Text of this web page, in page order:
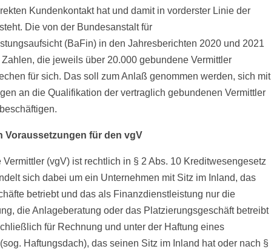
Kundenkontakt hat und damit in vorderster Linie der
steht. Die von der Bundesanstalt für
(BaFin) in den Jahresberichten 2020 und 2021
die jeweils über 20.000 gebundene Vermittler
für sich. Das soll zum Anlaß genommen werden, sich mit
an die Qualifikation der vertraglich gebundenen Vermittler
Voraussetzungen für den vgV
Vermittler (vgV) ist rechtlich in § 2 Abs. 10 Kreditwesengesetz
sich dabei um ein Unternehmen mit Sitz im Inland, das
betriebt und das als Finanzdienstleistung nur die
die Anlageberatung oder das Platzierungsgeschäft betreibt
für Rechnung und unter der Haftung eines
Haftungsdach), das seinen Sitz im Inland hat oder nach §